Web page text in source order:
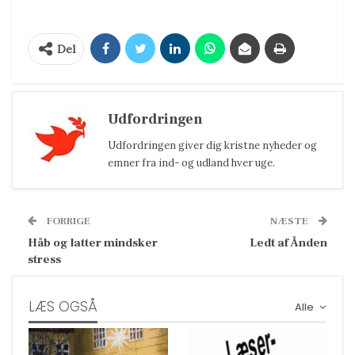
Del
Udfordringen
Udfordringen giver dig kristne nyheder og
emner fra ind- og udland hver uge.
FORRIGE
Håb og latter mindsker
stress
NÆSTE
Ledt af Ånden
Alle
LÆS OGSÅ